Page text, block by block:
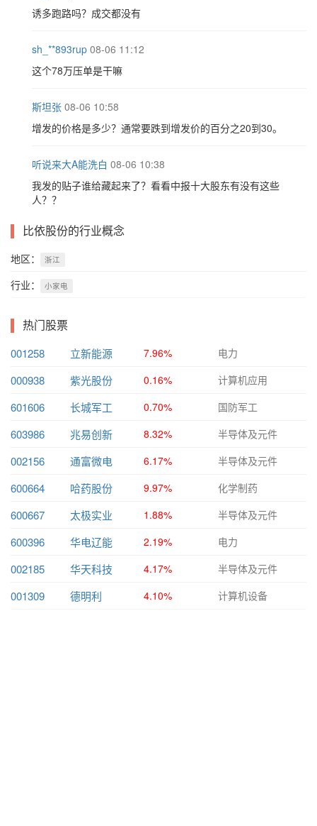
诱多跑路吗？成交都没有
sh_**893rup 08-06 11:12
这个78万压单是干嘛
斯坦张 08-06 10:58
增发的价格是多少？通常要跌到增发价的百分之20到30。
听说来大A能洗白 08-06 10:38
我发的贴子谁给藏起来了？看看中报十大股东有没有这些
人？？
比依股份的行业概念
地区： 浙江
行业： 小家电
热门股票
001258 立新能源 7.96% 电力
000938 紫光股份 0.16% 计算机应用
601606 长城军工 0.70% 国防军工
603986 兆易创新 8.32% 半导体及元件
002156 通富微电 6.17% 半导体及元件
600664 哈药股份 9.97% 化学制药
600667 太极实业 1.88% 半导体及元件
600396 华电辽能 2.19% 电力
002185 华天科技 4.17% 半导体及元件
001309 德明利 4.10% 计算机设备